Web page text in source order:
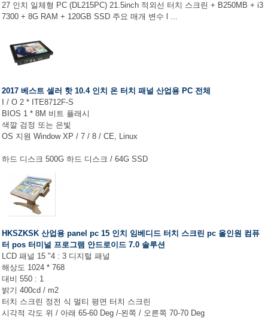
27 인치 일체형 PC (DL215PC) 21.5inch 적외선 터치 스크린 + B250MB + i3
7300 + 8G RAM + 120GB SSD 주요 매개 변수 l ...
2017 베스트 셀러 핫 10.4 인치 온 터치 패널 산업용 PC 전체
I / O 2 * ITE8712F-S
BIOS 1 * 8M 비트 플래시
색깔 검정 또는 은빛
OS 지원 Window XP / 7 / 8 / CE, Linux
하드 디스크 500G 하드 디스크 / 64G SSD
HKSZKSK 산업용 panel pc 15 인치 임베디드 터치 스크린 pc 올인원 컴퓨
터 pos 터미널 프로그램 안드로이드 7.0 솔루션
LCD 패널 15 "4 : 3 디지털 패널
해상도 1024 * 768
대비 550 : 1
밝기 400cd / m2
터치 스크린 정전 식 멀티 평면 터치 스크린
시각적 각도 위 / 아래 65-60 Deg /-왼쪽 / 오른쪽 70-70 Deg